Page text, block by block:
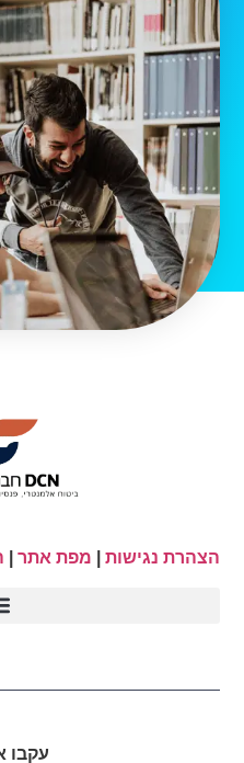
הצהרת נגישות מפת אתר
עקבו